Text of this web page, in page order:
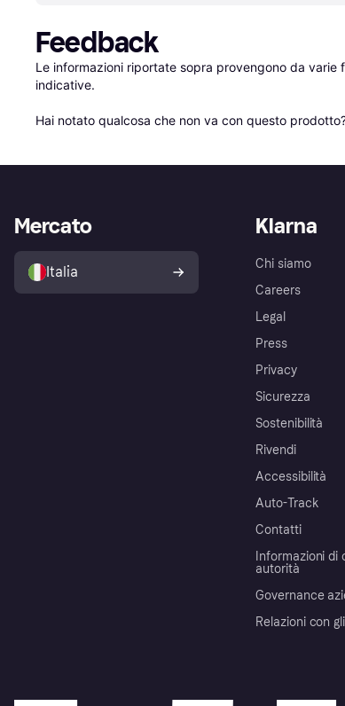
Feedback
Le informazioni riportate sopra provengono da
indicative.
Hai notato qualcosa che non va con questo
Klarna
Chi siamo
Careers
Legal
Press
Privacy
Sicurezza
Sostenibilità
Rivendi
Accessibilità
Auto-Track
Contatti
Informazioni
autorità
Governance
Relazioni con
Mercato
Italia